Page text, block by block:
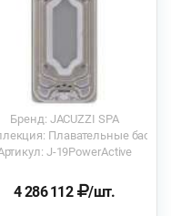
Бренд: JACUZZI SPA
Плавательные
J-19PowerActive
4 286 112 /шт.